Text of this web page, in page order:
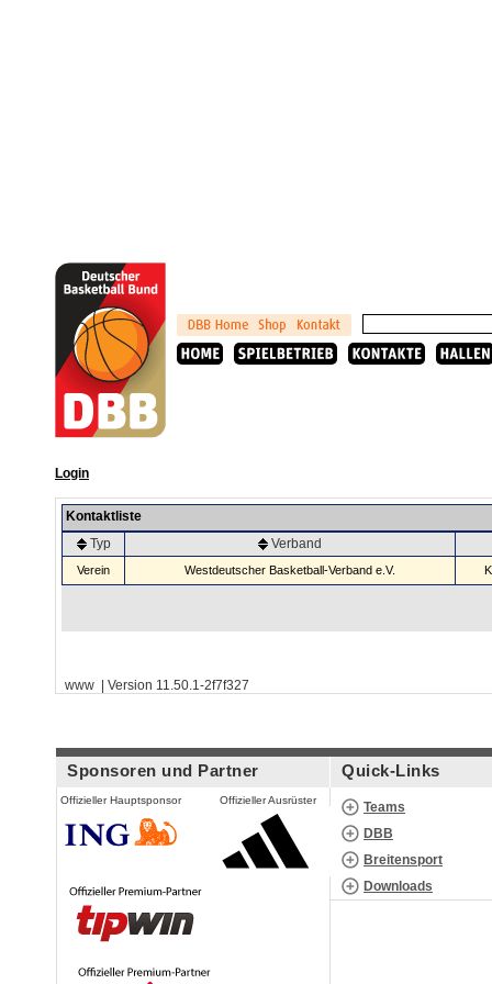
Login
Kontaktliste
Typ
Verband
Verein Westdeutscher Basketball-Verband e.V.
www | Version 11.50.1-2f7f327
Sponsoren und Partner
Offizieller Hauptsponsor Offizieller Ausrüster
Quick-Links
Teams
DBB
Breitensport
Downloads